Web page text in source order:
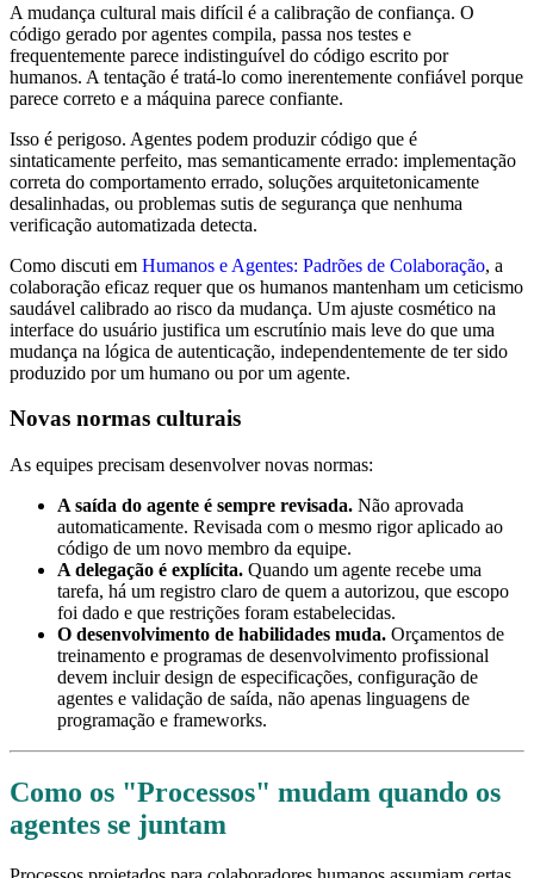
A mudança cultural mais difícil é a calibração de confiança. O
código gerado por agentes compila, passa nos testes e
frequentemente parece indistinguível do código escrito por
humanos. A tentação é tratá-lo como inerentemente confiável porque
parece correto e a máquina parece confiante.
Isso é perigoso. Agentes podem produzir código que é
sintaticamente perfeito, mas semanticamente errado: implementação
correta do comportamento errado, soluções arquitetonicamente
desalinhadas, ou problemas sutis de segurança que nenhuma
verificação automatizada detecta.
Como discuti em Humanos e Agentes: Padrões de Colaboração, a
colaboração eficaz requer que os humanos mantenham um ceticismo
saudável calibrado ao risco da mudança. Um ajuste cosmético na
interface do usuário justifica um escrutínio mais leve do que uma
mudança na lógica de autenticação, independentemente de ter sido
produzido por um humano ou por um agente.
Novas normas culturais
As equipes precisam desenvolver novas normas:
A saída do agente é sempre revisada. Não aprovada
automaticamente. Revisada com o mesmo rigor aplicado ao
código de um novo membro da equipe.
A delegação é explícita. Quando um agente recebe uma
tarefa, há um registro claro de quem a autorizou, que escopo
foi dado e que restrições foram estabelecidas.
O desenvolvimento de habilidades muda. Orçamentos de
treinamento e programas de desenvolvimento profissional
devem incluir design de especificações, configuração de
agentes e validação de saída, não apenas linguagens de
programação e frameworks.
Como os "Processos" mudam quando os
agentes se juntam